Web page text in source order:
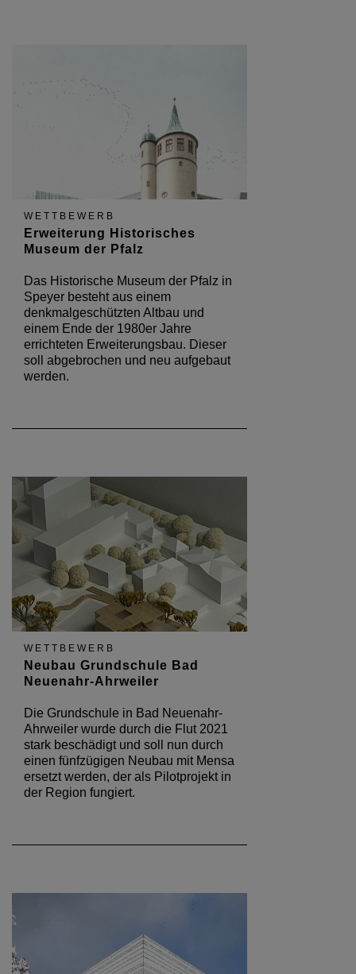
WETTBEWERB
Erweiterung Historisches
Museum der Pfalz
Das Historische Museum der Pfalz in
Speyer besteht aus einem
denkmalgeschützten Altbau und
einem Ende der 1980er Jahre
errichteten Erweiterungsbau. Dieser
soll abgebrochen und neu aufgebaut
werden.
WETTBEWERB
Neubau Grundschule Bad
Neuenahr-Ahrweiler
Die Grundschule in Bad Neuenahr-
Ahrweiler wurde durch die Flut 2021
stark beschädigt und soll nun durch
einen fünfzügigen Neubau mit Mensa
ersetzt werden, der als Pilotprojekt in
der Region fungiert.